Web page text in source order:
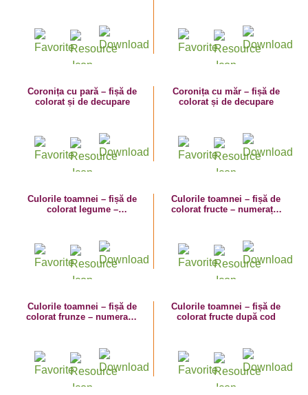
Coronița cu pară – fișă de
colorat și de decupare
Coronița cu măr – fișă de
colorat și de decupare
Culorile toamnei – fișă de
colorat legume –
Culorile toamnei – fișă de
colorat fructe – numerația
Culorile toamnei – fișă de
colorat frunze – numerația
Culorile toamnei – fișă de
colorat fructe după cod